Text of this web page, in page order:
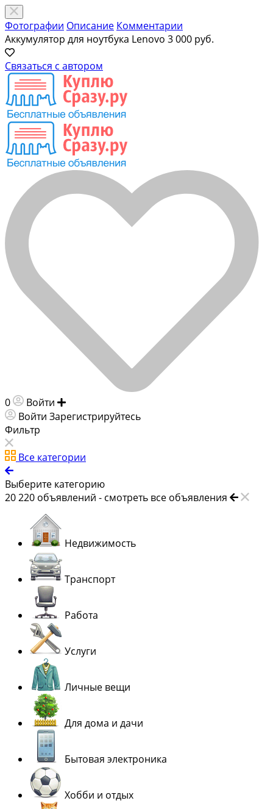
Фотографии Описание Комментарии
Аккумулятор для ноутбука Lenovo 3 000 руб.
Связаться с автором
0 Войти
Войти Зарегистрируйтесь
Фильтр
Все категории
Выберите категорию
20 220 объявлений - смотреть все объявления
Недвижимость
Транспорт
Работа
Услуги
Личные вещи
Для дома и дачи
Бытовая электроника
Хобби и отдых